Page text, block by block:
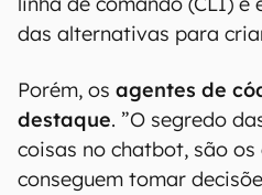
das alternativas para
Porém, os agentes de
destaque. ”O segredo
coisas no chatbot, são os
conseguem tomar